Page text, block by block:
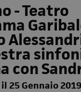
- Teatro
con
25 Gennaio 2019